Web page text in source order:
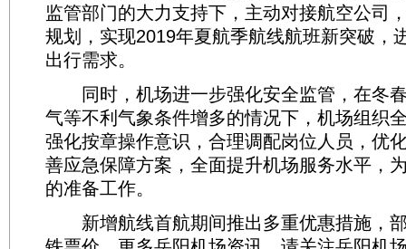
监管部门的大力支持下，主动对接航空公司
规划，实现2019年夏航季航线航班新突破，
出行需求。
同时，机场进一步强化安全监管，在冬
气等不利气象条件增多的情况下，机场组织
强化按章操作意识，合理调配岗位人员，优
善应急保障方案，全面提升机场服务水平，
的准备工作。
新增航线首航期间推出多重优惠措施，